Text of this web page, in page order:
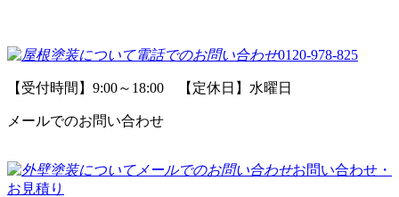
0120-978-825
【受付時間】9:00～18:00 【定休日】水曜日
メールでのお問い合わせ
お問い合わせ・
お見積り